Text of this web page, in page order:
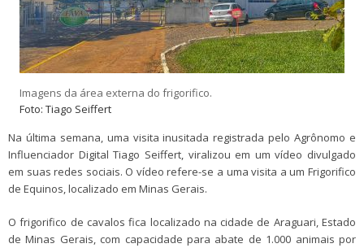
Imagens da área externa do frigorifico.
Foto: Tiago Seiffert
Na última semana, uma visita inusitada registrada pelo Agrônomo e
Influenciador Digital Tiago Seiffert, viralizou em um vídeo divulgado
em suas redes sociais. O vídeo refere-se a uma visita a um Frigorifico
de Equinos, localizado em Minas Gerais.
O frigorifico de cavalos fica localizado na cidade de Araguari, Estado
de Minas Gerais, com capacidade para abate de 1.000 animais por